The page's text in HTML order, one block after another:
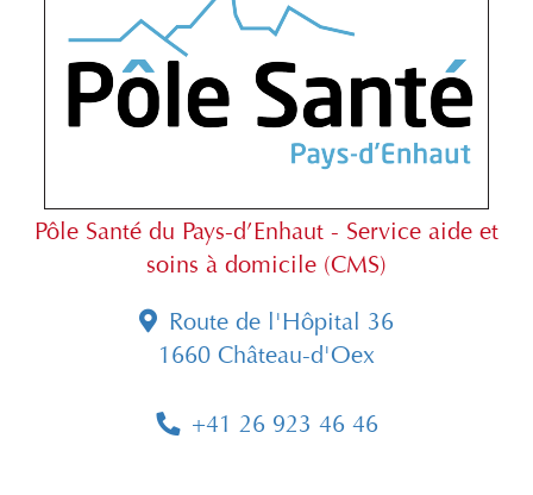
Pôle Santé du Pays-d’Enhaut - Service aide et
soins à domicile (CMS)
Route de l'Hôpital 36
1660 Château-d'Oex
+41 26 923 46 46